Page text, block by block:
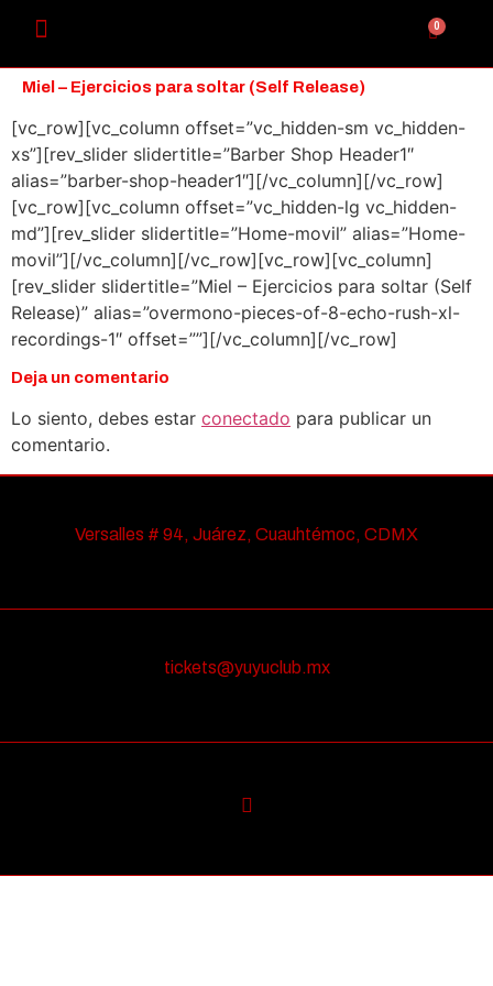
0
Miel – Ejercicios para soltar (Self Release)
[vc_row][vc_column offset=”vc_hidden-sm vc_hidden-
xs”][rev_slider slidertitle=”Barber Shop Header1″
alias=”barber-shop-header1″][/vc_column][/vc_row]
[vc_row][vc_column offset=”vc_hidden-lg vc_hidden-
md”][rev_slider slidertitle=”Home-movil” alias=”Home-
movil”][/vc_column][/vc_row][vc_row][vc_column]
[rev_slider slidertitle=”Miel – Ejercicios para soltar (Self
Release)” alias=”overmono-pieces-of-8-echo-rush-xl-
recordings-1″ offset=””][/vc_column][/vc_row]
Deja un comentario
Lo siento, debes estar conectado para publicar un
comentario.
Versalles # 94, Juárez, Cuauhtémoc, CDMX
tickets@yuyuclub.mx